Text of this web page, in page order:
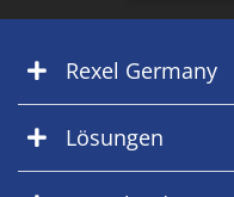
Rexel Germany
Lösungen